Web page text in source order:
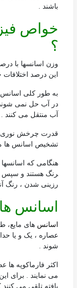
باشند .
خواص
؟
وزن اسانس­ها با
این درصد اختلافات حدودا ۰.۸ الی ۰.۹
به طور کلی اسانس
در آب حل نمی­ شوند
آب منتقل می­ کنند .
قدرت چرخش نوری
تشخیص اسانس ها
رنگ هستند و سپس
رزینی شدن ، رنگ­
اسانس
اسانس های مایع،
عصاره ، یک و یا
شوند .
اکثر فارماکوپه ها
می نمایند . برای
یافته تلقی می